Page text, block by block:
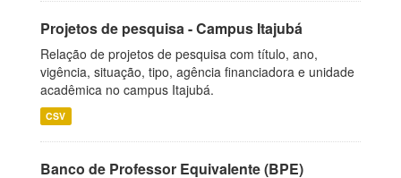
Projetos de pesquisa - Campus Itajubá
Relação de projetos de pesquisa com título, ano,
vigência, situação, tipo, agência financiadora e unidade
acadêmica no campus Itajubá.
CSV
Banco de Professor Equivalente (BPE)